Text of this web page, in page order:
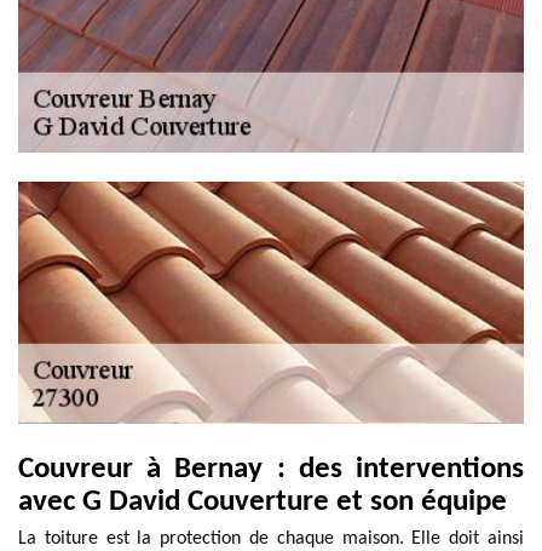
Couvreur à Bernay : des interventions
avec G David Couverture et son équipe
La toiture est la protection de chaque maison. Elle doit ainsi